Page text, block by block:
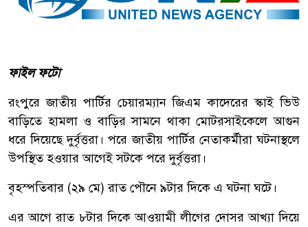
ফাইল ফটো
রংপুরে জাতীয় পার্টির চেয়ারম্যান জিএম কাদেরের স্কাই ভিউ
বাড়িতে হামলা ও বাড়ির সামনে থাকা মোটরসাইকেলে আগুন
ধরে দিয়েছে দুর্বৃত্তরা। পরে জাতীয় পার্টির নেতাকর্মীরা ঘটনাস্থলে
উপস্থিত হওয়ার আগেই সটকে পরে দুর্বৃত্তরা।
বৃহস্পতিবার (২৯ মে) রাত পৌনে ৯টার দিকে এ ঘটনা ঘটে।
এর আগে রাত ৮টার দিকে আওয়ামী লীগের দোসর আখ্যা দিয়ে